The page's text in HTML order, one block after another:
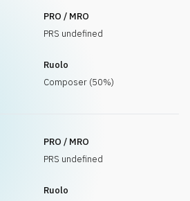
PRO / MRO
PRS undefined
Ruolo
Composer (50%)
PRO / MRO
PRS undefined
Ruolo